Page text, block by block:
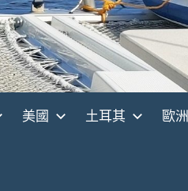
美國 土耳其 歐洲